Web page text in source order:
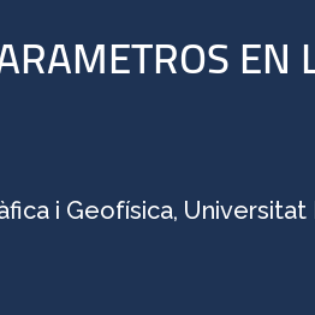
EN
i Geofísica,